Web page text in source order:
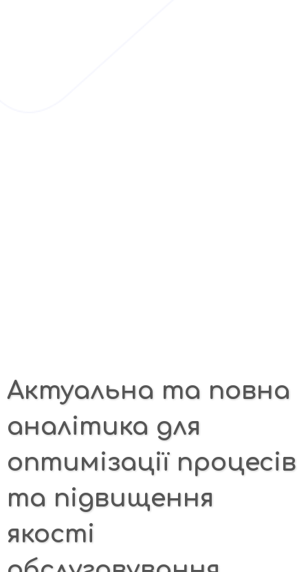
Актуальна та повна
аналітика для
оптимізації процесів
та підвищення
якості